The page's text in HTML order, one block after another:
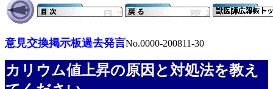
意見交換掲示板過去発言No.0000-200811-30
カリウム値上昇の原因と対処法を教え